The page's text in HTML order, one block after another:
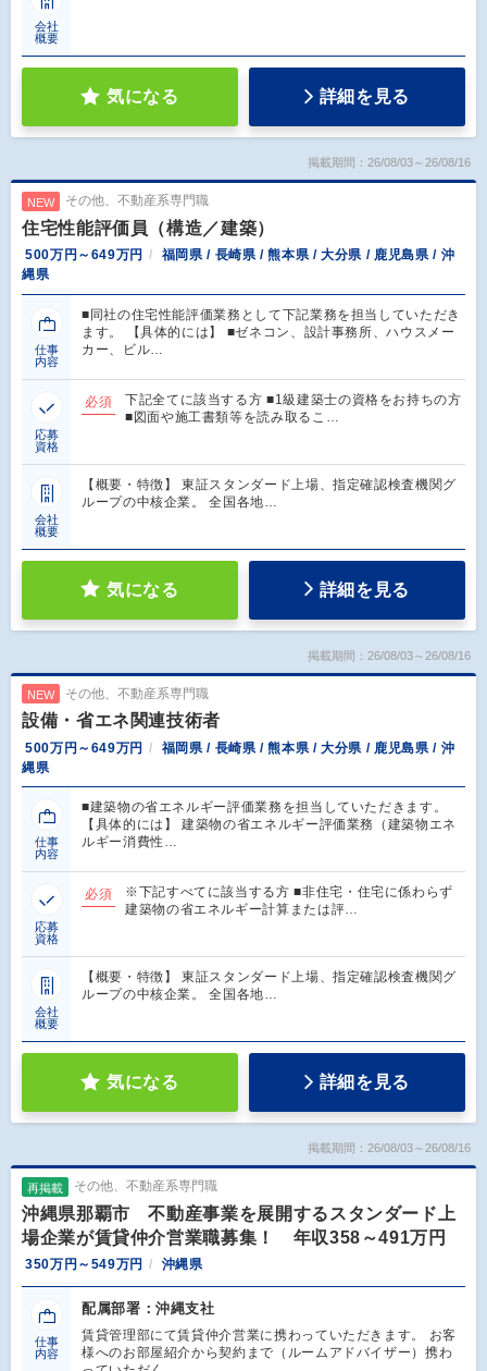
会社
概要
気になる 詳細を見る
掲載期間：26/08/03～26/08/16
NEW その他、不動産系専門職
住宅性能評価員（構造／建築）
500万円～649万円
福岡県 / 長崎県 / 熊本県 / 大分県 / 鹿児島県 / 沖
縄県
仕事
内容
■同社の住宅性能評価業務として下記業務を担当していただき
ます。 【具体的には】 ■ゼネコン、設計事務所、ハウスメー
カー、ビル…
応募
資格
必須
下記全てに該当する方 ■1級建築士の資格をお持ちの方
■図面や施工書類等を読み取るこ…
会社
概要
【概要・特徴】 東証スタンダード上場、指定確認検査機関グ
ループの中核企業。 全国各地…
気になる 詳細を見る
掲載期間：26/08/03～26/08/16
NEW その他、不動産系専門職
設備・省エネ関連技術者
500万円～649万円
福岡県 / 長崎県 / 熊本県 / 大分県 / 鹿児島県 / 沖
縄県
仕事
内容
■建築物の省エネルギー評価業務を担当していただきます。
【具体的には】 建築物の省エネルギー評価業務（建築物エネ
ルギー消費性…
応募
資格
必須
※下記すべてに該当する方 ■非住宅・住宅に係わらず
建築物の省エネルギー計算または評…
会社
概要
【概要・特徴】 東証スタンダード上場、指定確認検査機関グ
ループの中核企業。 全国各地…
気になる 詳細を見る
掲載期間：26/08/03～26/08/16
再掲載 その他、不動産系専門職
沖縄県那覇市 不動産事業を展開するスタンダード上
場企業が賃貸仲介営業職募集！ 年収358～491万円
350万円～549万円 沖縄県
仕事
内容
配属部署：沖縄支社
賃貸管理部にて賃貸仲介営業に携わっていただきます。 お客
様へのお部屋紹介から契約まで（ルームアドバイザー）携わ